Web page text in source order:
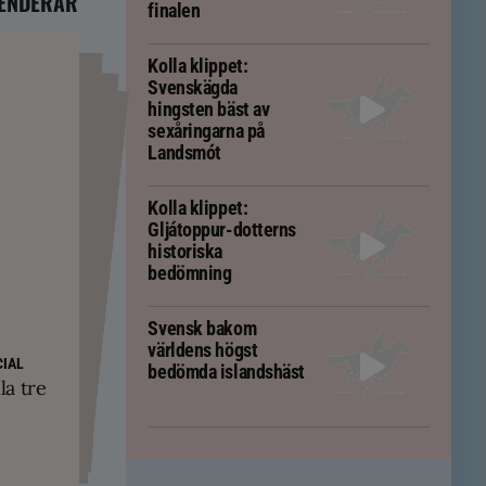
tre
för att
kan
och
finalen
Kolla klippet:
Svenskägda
hingsten bäst av
sexåringarna på
Landsmót
Kolla klippet:
Gljátoppur-dotterns
historiska
bedömning
Svensk bakom
världens högst
bedömda islandshäst